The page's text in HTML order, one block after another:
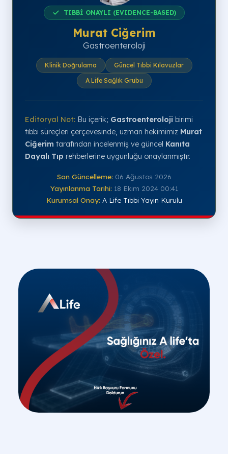
TIBBİ ONAYLI (EVIDENCE-BASED)
Murat Ciğerim
Gastroenteroloji
Klinik Doğrulama
Güncel Tıbbi Kılavuzlar
A Life Sağlık Grubu
Editoryal Not: Bu içerik; Gastroenteroloji birimi
tıbbi süreçleri çerçevesinde, uzman hekimimiz Murat
Ciğerim tarafından incelenmiş ve güncel Kanıta
Dayalı Tıp rehberlerine uygunluğu onaylanmıştır.
Son Güncelleme: 06 Ağustos 2026
Yayınlanma Tarihi: 18 Ekim 2024 00:41
Kurumsal Onay: A Life Tıbbi Yayın Kurulu